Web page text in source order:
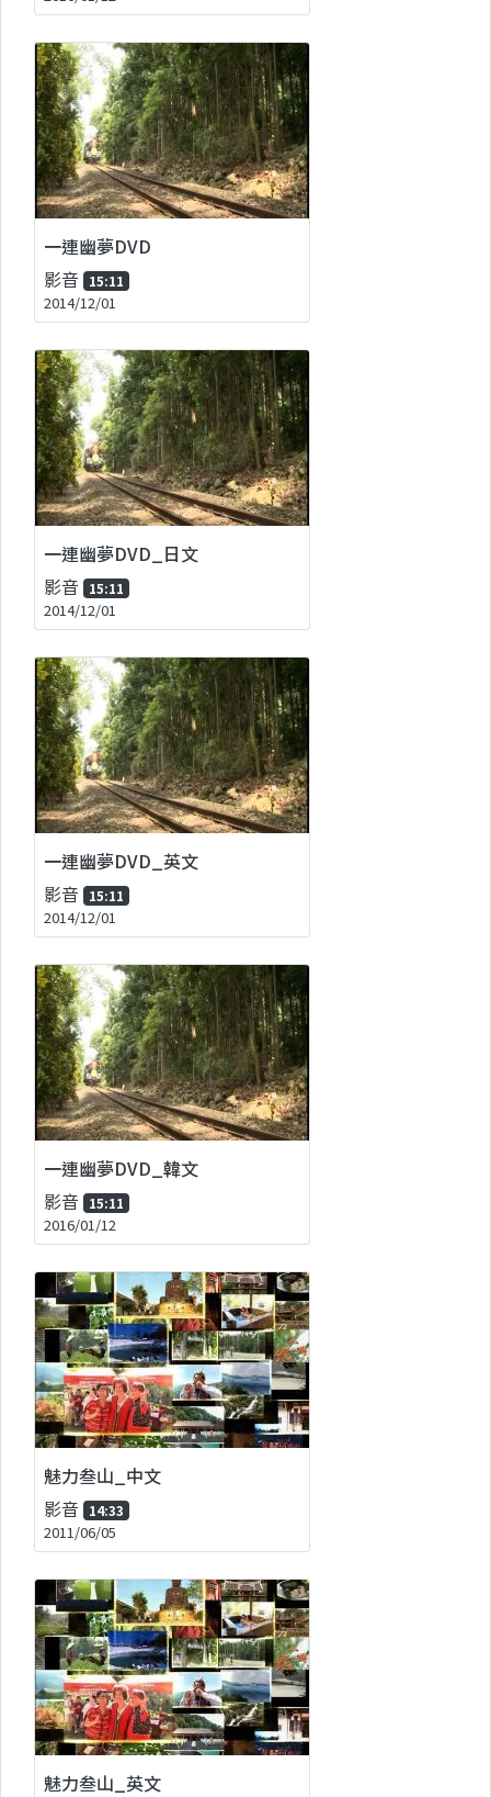
一連幽夢DVD
影音 15:11
2014/12/01
一連幽夢DVD_日文
影音 15:11
2014/12/01
一連幽夢DVD_英文
影音 15:11
2014/12/01
一連幽夢DVD_韓文
影音 15:11
2016/01/12
魅力叁山_中文
影音 14:33
2011/06/05
魅力叁山_英文